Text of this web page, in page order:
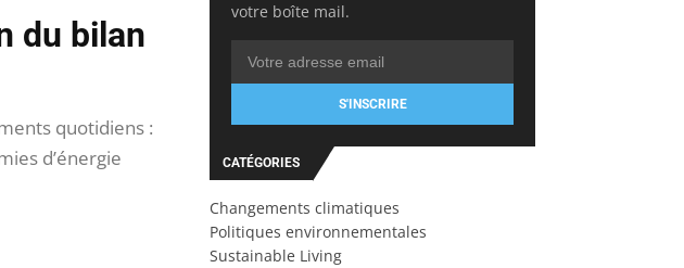
du bilan
quotidiens :
d’énergie
votre boîte mail.
S'INSCRIRE
CATÉGORIES
Changements climatiques
Politiques environnementales
Sustainable Living